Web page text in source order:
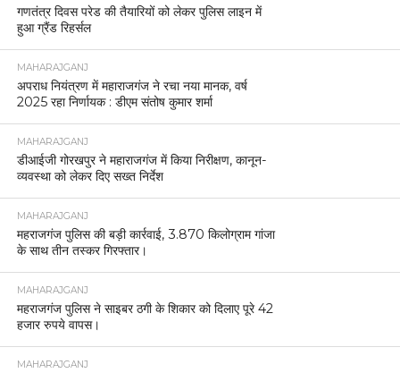
गणतंत्र दिवस परेड की तैयारियों को लेकर पुलिस लाइन में
हुआ ग्रैंड रिहर्सल
MAHARAJGANJ
अपराध नियंत्रण में महाराजगंज ने रचा नया मानक, वर्ष
2025 रहा निर्णायक : डीएम संतोष कुमार शर्मा
MAHARAJGANJ
डीआईजी गोरखपुर ने महाराजगंज में किया निरीक्षण, कानून-
व्यवस्था को लेकर दिए सख्त निर्देश
MAHARAJGANJ
महराजगंज पुलिस की बड़ी कार्रवाई, 3.870 किलोग्राम गांजा
के साथ तीन तस्कर गिरफ्तार।
MAHARAJGANJ
महराजगंज पुलिस ने साइबर ठगी के शिकार को दिलाए पूरे 42
हजार रुपये वापस।
MAHARAJGANJ